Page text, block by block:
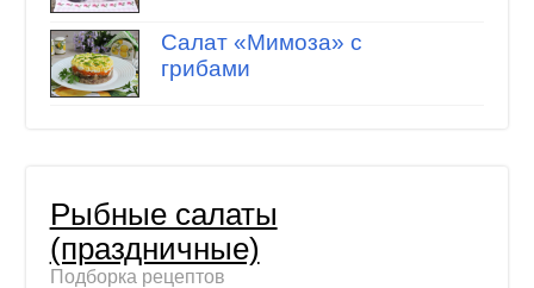
Салат «Мимоза» с
грибами
Рыбные салаты
(праздничные)
Подборка рецептов